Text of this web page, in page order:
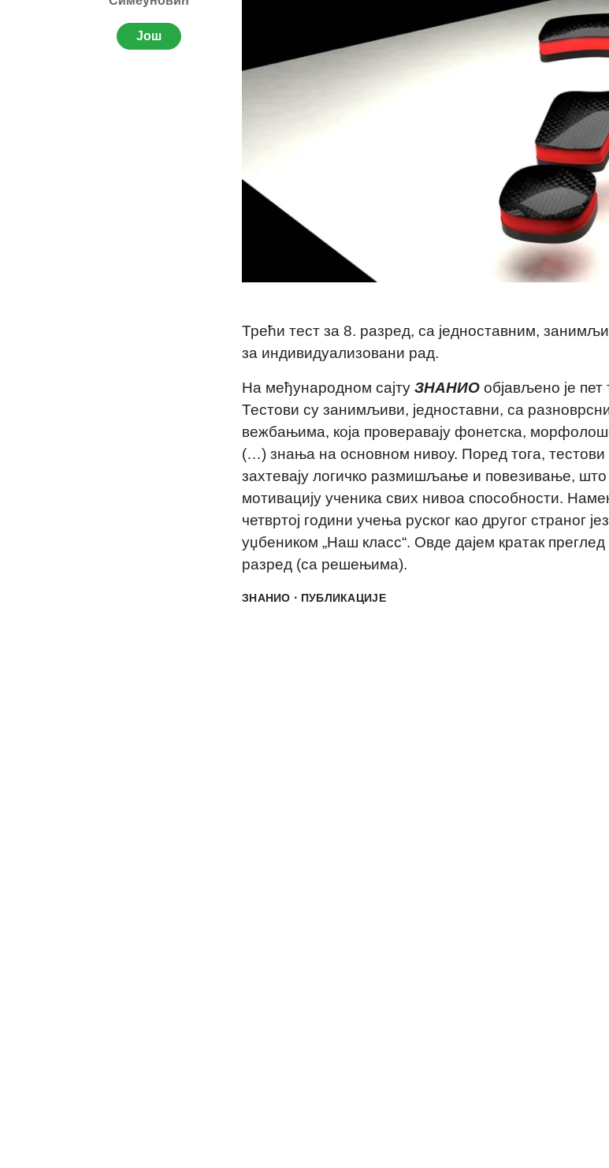
Трећи тест за 8. разред, са једноставним,
за индивидуализовани рад.
На међународном сајту ЗНАНИО објављено је
Тестови су занимљиви, једноставни, са
вежбањима, која проверавају фонетска,
(…) знања на основном нивоу. Поред тога,
захтевају логичко размишљање и повезивање, што
мотивацију ученика свих нивоа способности.
четвртој години учења руског као другог страног
уџбеником „Наш класс“. Овде дајем кратак
разред (са решењима).
ЗНАНИО · ПУБЛИКАЦИЈЕ
Још